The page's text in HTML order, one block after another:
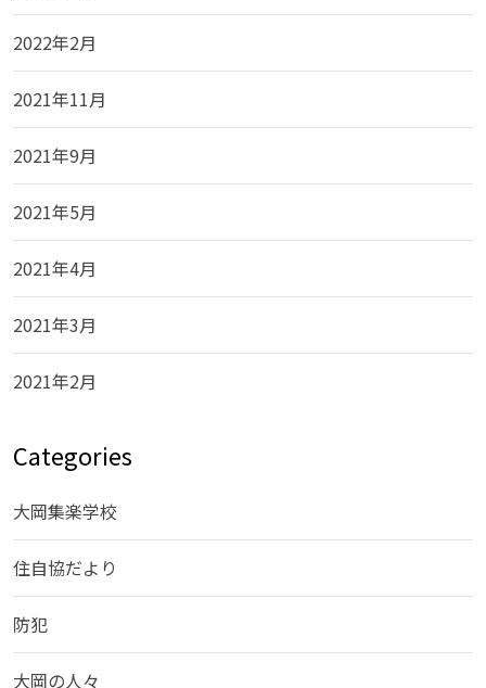
2022年2月
2021年11月
2021年9月
2021年5月
2021年4月
2021年3月
2021年2月
Categories
大岡集楽学校
住自協だより
防犯
大岡の人々